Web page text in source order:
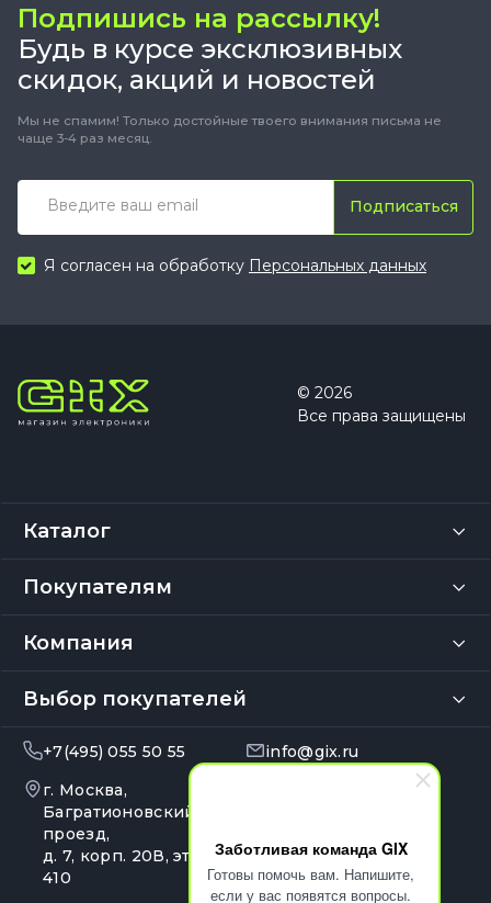
Заботливая команда GIX
Готовы помочь вам. Напишите,
если у вас появятся вопросы.
Подпишись на рассылку!
Будь в курсе эксклюзивных
скидок, акций и новостей
Мы не спамим! Только достойные твоего внимания письма не
чаще 3-4 раз месяц.
Подписаться
Я согласен на обработку Персональных данных
© 2026
Все права защищены
Каталог
Покупателям
Компания
Выбор покупателей
+7(495) 055 50 55
info@gix.ru
г. Москва,
Багратионовский
проезд,
д. 7, корп. 20В, эт. 4, оф.
410